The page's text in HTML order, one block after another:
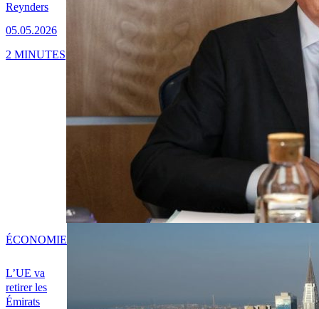
Reynders
05.05.2026
2 MINUTES
L’UE va
retirer les
Émirats
ÉCONOMIE